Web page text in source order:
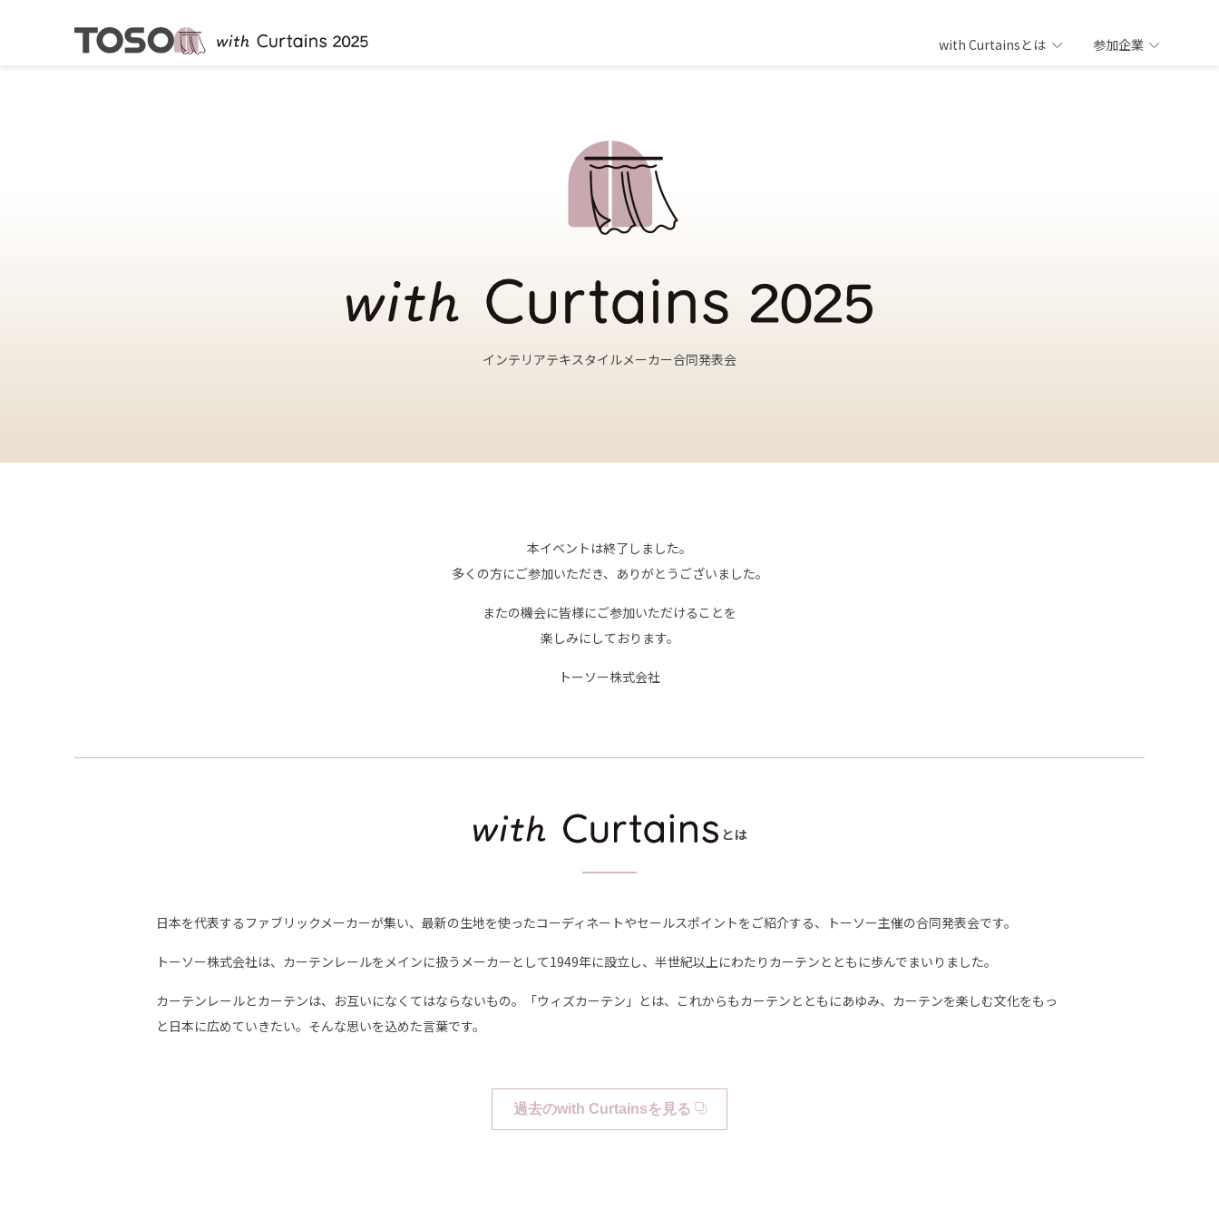
with Curtainsとは 参加企業
インテリアテキスタイルメーカー合同発表会
本イベントは終了しました。
多くの方にご参加いただき、ありがとうございました。
またの機会に皆様にご参加いただけることを
楽しみにしております。
トーソー株式会社
とは
日本を代表するファブリックメーカーが集い、最新の生地を使ったコーディネートやセールスポイントをご紹介する、トーソー主催の合同発表会です。
トーソー株式会社は、カーテンレールをメインに扱うメーカーとして1949年に設立し、半世紀以上にわたりカーテンとともに歩んでまいりました。
カーテンレールとカーテンは、お互いになくてはならないもの。「ウィズカーテン」とは、これからもカーテンとともにあゆみ、カーテンを楽しむ文化をもっ
と日本に広めていきたい。そんな思いを込めた言葉です。
過去のwith Curtainsを見る